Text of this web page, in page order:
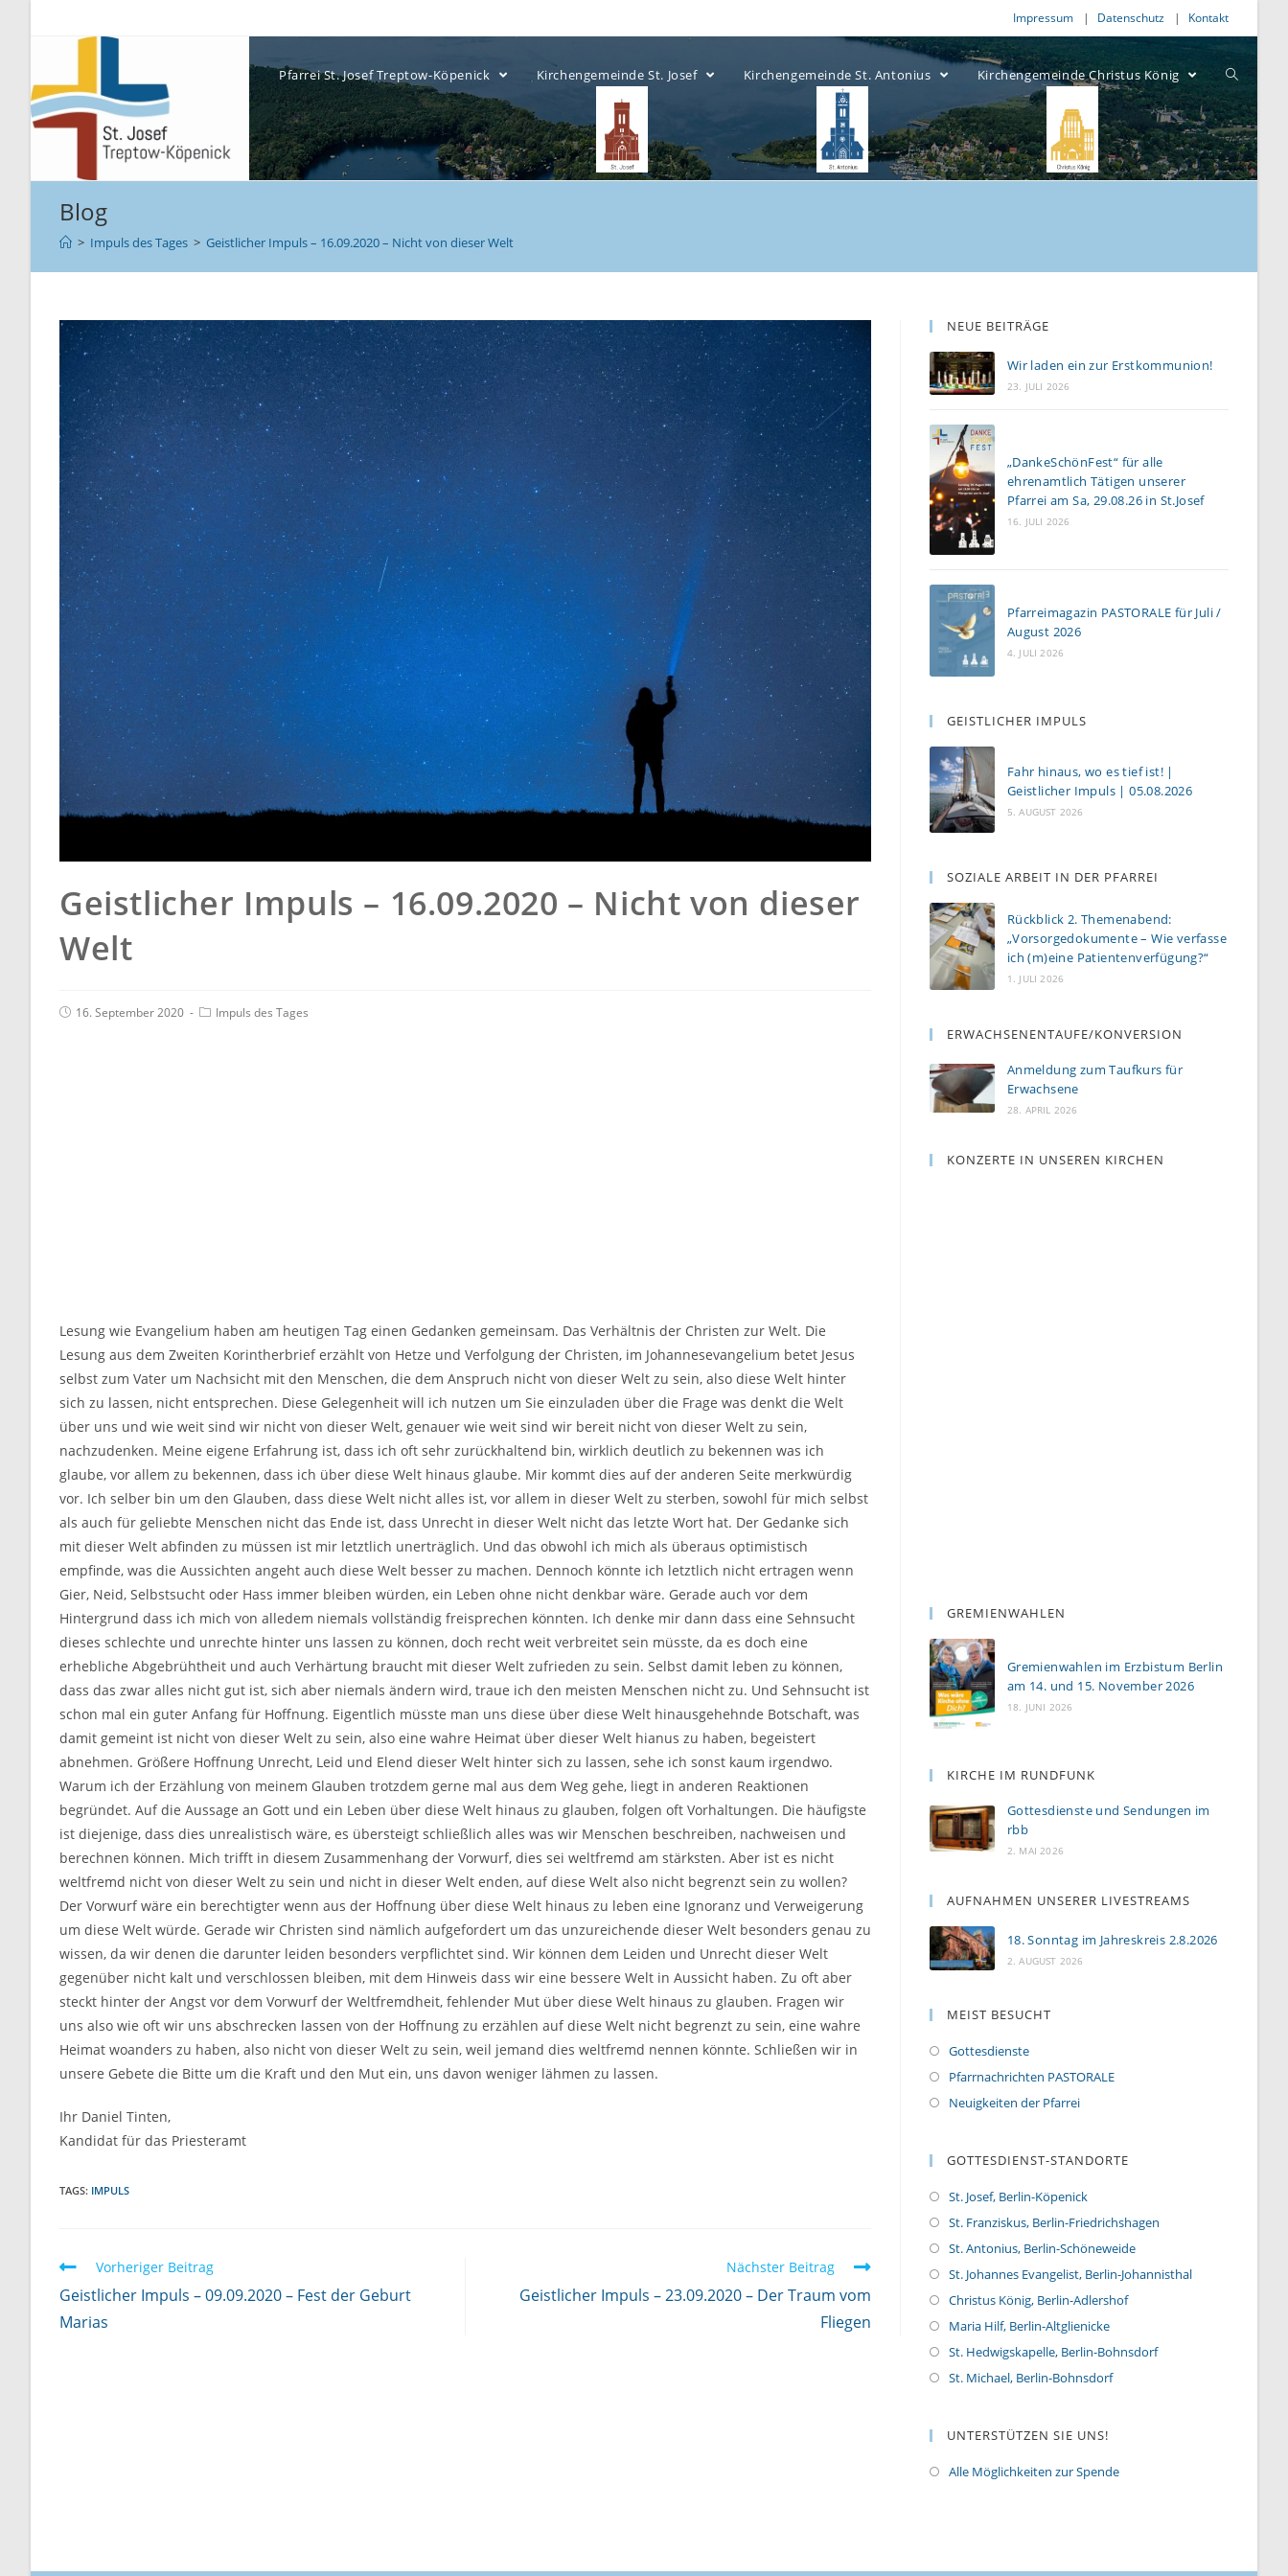
Impressum Datenschutz Kontakt
Pfarrei St. Josef Treptow-Köpenick Kirchengemeinde St. Josef Kirchengemeinde St. Antonius Kirchengemeinde Christus König
Blog
> Impuls des Tages > Geistlicher Impuls – 16.09.2020 – Nicht von dieser Welt
Geistlicher Impuls – 16.09.2020 – Nicht von dieser
Welt
16. September 2020 Impuls des Tages
Lesung wie Evangelium haben am heutigen Tag einen Gedanken gemeinsam. Das Verhältnis der Christen zur Welt. Die
Lesung aus dem Zweiten Korintherbrief erzählt von Hetze und Verfolgung der Christen, im Johannesevangelium betet Jesus
selbst zum Vater um Nachsicht mit den Menschen, die dem Anspruch nicht von dieser Welt zu sein, also diese Welt hinter
sich zu lassen, nicht entsprechen. Diese Gelegenheit will ich nutzen um Sie einzuladen über die Frage was denkt die Welt
über uns und wie weit sind wir nicht von dieser Welt, genauer wie weit sind wir bereit nicht von dieser Welt zu sein,
nachzudenken. Meine eigene Erfahrung ist, dass ich oft sehr zurückhaltend bin, wirklich deutlich zu bekennen was ich
glaube, vor allem zu bekennen, dass ich über diese Welt hinaus glaube. Mir kommt dies auf der anderen Seite merkwürdig
vor. Ich selber bin um den Glauben, dass diese Welt nicht alles ist, vor allem in dieser Welt zu sterben, sowohl für mich selbst
als auch für geliebte Menschen nicht das Ende ist, dass Unrecht in dieser Welt nicht das letzte Wort hat. Der Gedanke sich
mit dieser Welt abfinden zu müssen ist mir letztlich unerträglich. Und das obwohl ich mich als überaus optimistisch
empfinde, was die Aussichten angeht auch diese Welt besser zu machen. Dennoch könnte ich letztlich nicht ertragen wenn
Gier, Neid, Selbstsucht oder Hass immer bleiben würden, ein Leben ohne nicht denkbar wäre. Gerade auch vor dem
Hintergrund dass ich mich von alledem niemals vollständig freisprechen könnten. Ich denke mir dann dass eine Sehnsucht
dieses schlechte und unrechte hinter uns lassen zu können, doch recht weit verbreitet sein müsste, da es doch eine
erhebliche Abgebrühtheit und auch Verhärtung braucht mit dieser Welt zufrieden zu sein. Selbst damit leben zu können,
dass das zwar alles nicht gut ist, sich aber niemals ändern wird, traue ich den meisten Menschen nicht zu. Und Sehnsucht ist
schon mal ein guter Anfang für Hoffnung. Eigentlich müsste man uns diese über diese Welt hinausgehehnde Botschaft, was
damit gemeint ist nicht von dieser Welt zu sein, also eine wahre Heimat über dieser Welt hianus zu haben, begeistert
abnehmen. Größere Hoffnung Unrecht, Leid und Elend dieser Welt hinter sich zu lassen, sehe ich sonst kaum irgendwo.
Warum ich der Erzählung von meinem Glauben trotzdem gerne mal aus dem Weg gehe, liegt in anderen Reaktionen
begründet. Auf die Aussage an Gott und ein Leben über diese Welt hinaus zu glauben, folgen oft Vorhaltungen. Die häufigste
ist diejenige, dass dies unrealistisch wäre, es übersteigt schließlich alles was wir Menschen beschreiben, nachweisen und
berechnen können. Mich trifft in diesem Zusammenhang der Vorwurf, dies sei weltfremd am stärksten. Aber ist es nicht
weltfremd nicht von dieser Welt zu sein und nicht in dieser Welt enden, auf diese Welt also nicht begrenzt sein zu wollen?
Der Vorwurf wäre ein berechtigter wenn aus der Hoffnung über diese Welt hinaus zu leben eine Ignoranz und Verweigerung
um diese Welt würde. Gerade wir Christen sind nämlich aufgefordert um das unzureichende dieser Welt besonders genau zu
wissen, da wir denen die darunter leiden besonders verpflichtet sind. Wir können dem Leiden und Unrecht dieser Welt
gegenüber nicht kalt und verschlossen bleiben, mit dem Hinweis dass wir eine bessere Welt in Aussicht haben. Zu oft aber
steckt hinter der Angst vor dem Vorwurf der Weltfremdheit, fehlender Mut über diese Welt hinaus zu glauben. Fragen wir
uns also wie oft wir uns abschrecken lassen von der Hoffnung zu erzählen auf diese Welt nicht begrenzt zu sein, eine wahre
Heimat woanders zu haben, also nicht von dieser Welt zu sein, weil jemand dies weltfremd nennen könnte. Schließen wir in
unsere Gebete die Bitte um die Kraft und den Mut ein, uns davon weniger lähmen zu lassen.
Ihr Daniel Tinten,
Kandidat für das Priesteramt
TAGS: IMPULS
W
e
i
Vorheriger Beitrag
Geistlicher Impuls – 09.09.2020 – Fest der Geburt
Marias
Nächster Beitrag
Geistlicher Impuls – 23.09.2020 – Der Traum vom
Fliegen
NEUE BEITRÄGE
Wir laden ein zur Erstkommunion!
23. JULI 2026
„DankeSchönFest“ für alle
ehrenamtlich Tätigen unserer
Pfarrei am Sa, 29.08.26 in St.Josef
16. JULI 2026
Pfarreimagazin PASTORALE für Juli /
August 2026
4. JULI 2026
GEISTLICHER IMPULS
Fahr hinaus, wo es tief ist! |
Geistlicher Impuls | 05.08.2026
5. AUGUST 2026
SOZIALE ARBEIT IN DER PFARREI
Rückblick 2. Themenabend:
„Vorsorgedokumente – Wie verfasse
ich (m)eine Patientenverfügung?“
1. JULI 2026
ERWACHSENENTAUFE/KONVERSION
Anmeldung zum Taufkurs für
Erwachsene
28. APRIL 2026
KONZERTE IN UNSEREN KIRCHEN
GREMIENWAHLEN
Gremienwahlen im Erzbistum Berlin
am 14. und 15. November 2026
18. JUNI 2026
KIRCHE IM RUNDFUNK
Gottesdienste und Sendungen im
rbb
2. MAI 2026
AUFNAHMEN UNSERER LIVESTREAMS
18. Sonntag im Jahreskreis 2.8.2026
2. AUGUST 2026
MEIST BESUCHT
Gottesdienste
Pfarrnachrichten PASTORALE
Neuigkeiten der Pfarrei
GOTTESDIENST-STANDORTE
St. Josef, Berlin-Köpenick
St. Franziskus, Berlin-Friedrichshagen
St. Antonius, Berlin-Schöneweide
St. Johannes Evangelist, Berlin-Johannisthal
Christus König, Berlin-Adlershof
Maria Hilf, Berlin-Altglienicke
St. Hedwigskapelle, Berlin-Bohnsdorf
St. Michael, Berlin-Bohnsdorf
UNTERSTÜTZEN SIE UNS!
Alle Möglichkeiten zur Spende